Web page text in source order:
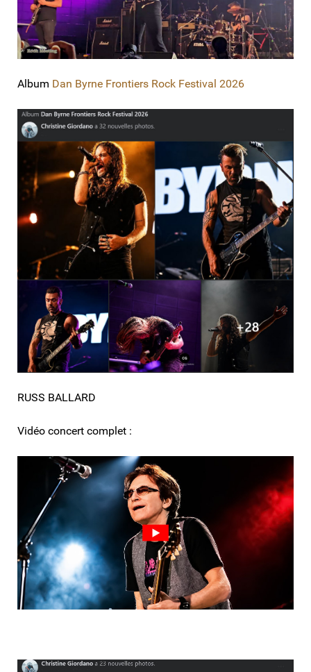
Album Dan Byrne Frontiers Rock Festival 2026
RUSS BALLARD
Vidéo concert complet :